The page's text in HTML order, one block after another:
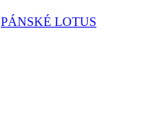
PÁNSKÉ LOTUS